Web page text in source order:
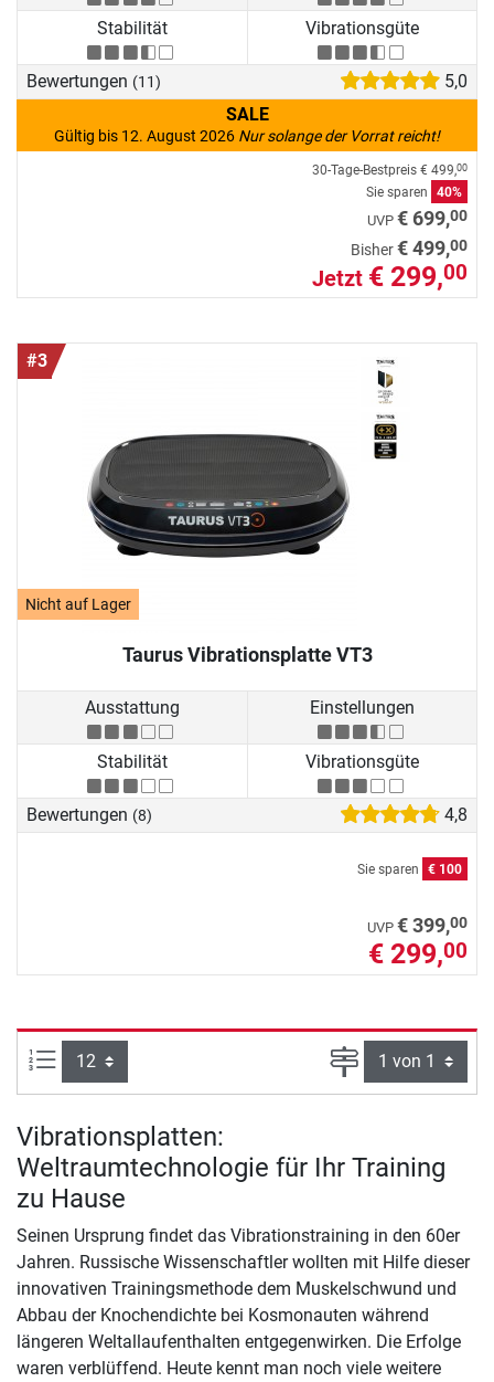
Stabilität Vibrationsgüte
Bewertungen (11)
5,0
SALE
Gültig bis 12. August 2026 Nur solange der Vorrat reicht!
30-Tage-Bestpreis € 499,00
Sie sparen 40%
UVP € 699,00
Bisher€ 499,00
Jetzt € 299,00
#3
Nicht auf Lager
Taurus Vibrationsplatte VT3
Ausstattung Einstellungen
Stabilität Vibrationsgüte
Bewertungen (8) 4,8
Sie sparen € 100
UVP € 399,00
€ 299,00
Artikel pro Seite: Seite
Vibrationsplatten:
Weltraumtechnologie für Ihr Training
zu Hause
Seinen Ursprung findet das Vibrationstraining in den 60er
Jahren. Russische Wissenschaftler wollten mit Hilfe dieser
innovativen Trainingsmethode dem Muskelschwund und
Abbau der Knochendichte bei Kosmonauten während
längeren Weltallaufenthalten entgegenwirken. Die Erfolge
waren verblüffend. Heute kennt man noch viele weitere